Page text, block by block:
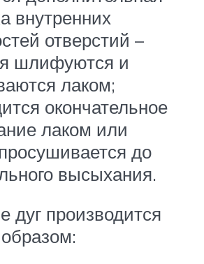
внутренних
отверстий –
шлифуются и
лаком;
окончательное
лаком или
до
высыхания.
дуг производится